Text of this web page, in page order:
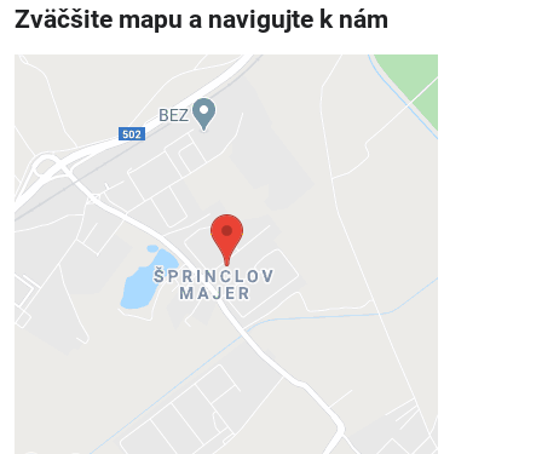
Zväčšite mapu a navigujte k nám
Externý obsah je blokovaný
Prajete si načítať externý obsah?
Povoliť tentokrát
Povoliť a zapamätať - súhlas s druhom
cookie: Funkčné
Otvoriť obsah v novom okne